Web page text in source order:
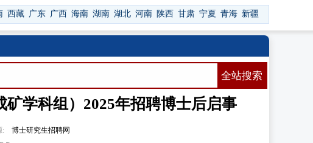
西藏 广东 广西 海南 湖南 湖北 河南 陕西 甘肃 宁夏 青海 新疆
全站搜索
学科组）2025年招聘博士后启事
:
博士研究生招聘网